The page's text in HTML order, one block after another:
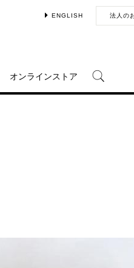
ENGLISH 法人の
オンラインストア